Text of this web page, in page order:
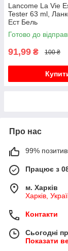
Lancome La Vie
Tester 63 ml,
Ест Бель
Готово до
91,99 ₴ 100 ₴
Про нас
99%
Працює з
м. Харків
Харків,
Контакти
Сьогодні
Показати